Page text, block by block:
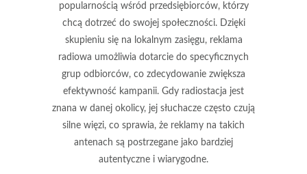
popularnością wśród przedsiębiorców, którzy
chcą dotrzeć do swojej społeczności. Dzięki
skupieniu się na lokalnym zasięgu, reklama
radiowa umożliwia dotarcie do specyficznych
grup odbiorców, co zdecydowanie zwiększa
efektywność kampanii. Gdy radiostacja jest
znana w danej okolicy, jej słuchacze często czują
silne więzi, co sprawia, że reklamy na takich
antenach są postrzegane jako bardziej
autentyczne i wiarygodne.